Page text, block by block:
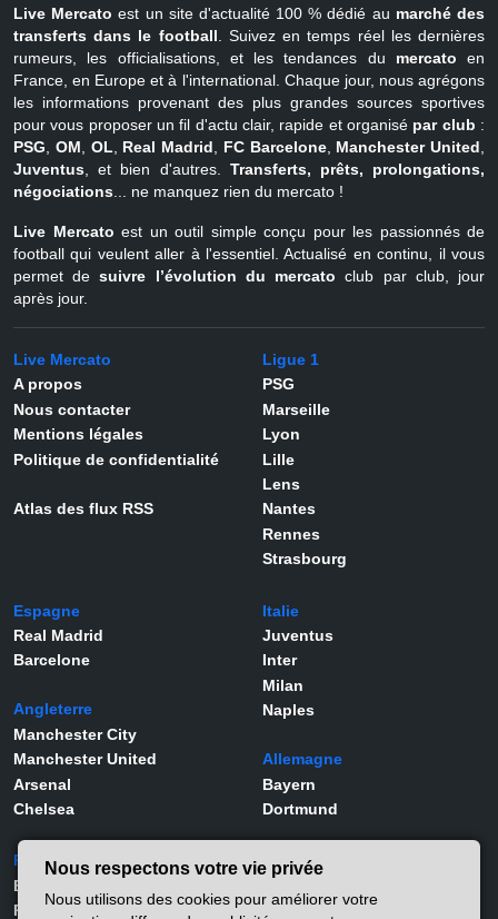
Live Mercato est un site d'actualité 100 % dédié au marché des
transferts dans le football . Suivez en temps réel les dernières
rumeurs, les officialisations, et les tendances du mercato en
France, en Europe et à l'international. Chaque jour, nous agrégons
les informations provenant des plus grandes sources sportives
pour vous proposer un fil d'actu clair, rapide et organisé par club :
PSG
OM OL Real Madrid FC Barcelone, Manchester United
Juventus , et bien d'autres. Transferts, prêts, prolongations,
négociations ... ne manquez rien du mercato !
Live Mercato est un outil simple conçu pour les passionnés de
football qui veulent aller à l'essentiel. Actualisé en continu, il vous
permet desuivre l’évolution du mercato club par club, jour
après jour.
Live Mercato
A propos
Nous contacter
Mentions légales
Politique de confidentialité
Atlas des flux RSS
Ligue 1
PSG
Marseille
Lyon
Lille
Lens
Nantes
Rennes
Strasbourg
Espagne
Real Madrid
Barcelone
Angleterre
Manchester City
Manchester United
Arsenal
Chelsea
Italie
Juventus
Inter
Milan
Naples
Allemagne
Bayern
Dortmund
Portugal
Benfica
Porto
Joueurs
Lamine Yamal
Nous respectons votre vie privée
Nous utilisons des cookies pour améliorer votre